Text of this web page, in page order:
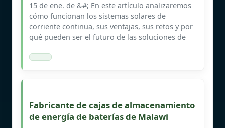
15 de ene. de &#; En este artículo analizaremos
cómo funcionan los sistemas solares de
corriente continua, sus ventajas, sus retos y por
qué pueden ser el futuro de las soluciones de
Fabricante de cajas de almacenamiento
de energía de baterías de Malawi